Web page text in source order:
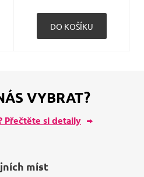
VYBRAT?
Přečtěte si detaily
míst